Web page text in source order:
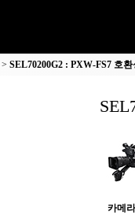
SEL70200G2 : PXW-FS7 호
카메